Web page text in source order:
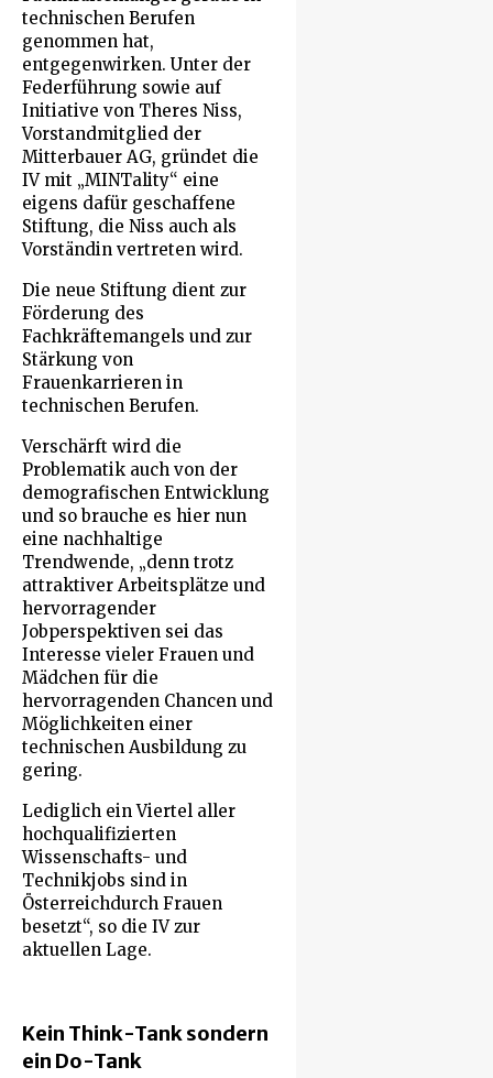
technischen Berufen
genommen hat,
entgegenwirken. Unter der
Federführung sowie auf
Initiative von Theres Niss,
Vorstandmitglied der
Mitterbauer AG, gründet die
IV mit „MINTality“ eine
eigens dafür geschaffene
Stiftung, die Niss auch als
Vorständin vertreten wird.
Die neue Stiftung dient zur
Förderung des
Fachkräftemangels und zur
Stärkung von
Frauenkarrieren in
technischen Berufen.
Verschärft wird die
Problematik auch von der
demografischen Entwicklung
und so brauche es hier nun
eine nachhaltige
Trendwende, „denn trotz
attraktiver Arbeitsplätze und
hervorragender
Jobperspektiven sei das
Interesse vieler Frauen und
Mädchen für die
hervorragenden Chancen und
Möglichkeiten einer
technischen Ausbildung zu
gering.
Lediglich ein Viertel aller
hochqualifizierten
Wissenschafts- und
Technikjobs sind in
Österreichdurch Frauen
besetzt“, so die IV zur
aktuellen Lage.
Kein Think-Tank sondern
ein Do-Tank